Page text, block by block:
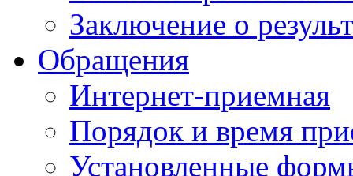
Заключение о
Обращения
Интернет-приемная
Порядок и время
Установленные